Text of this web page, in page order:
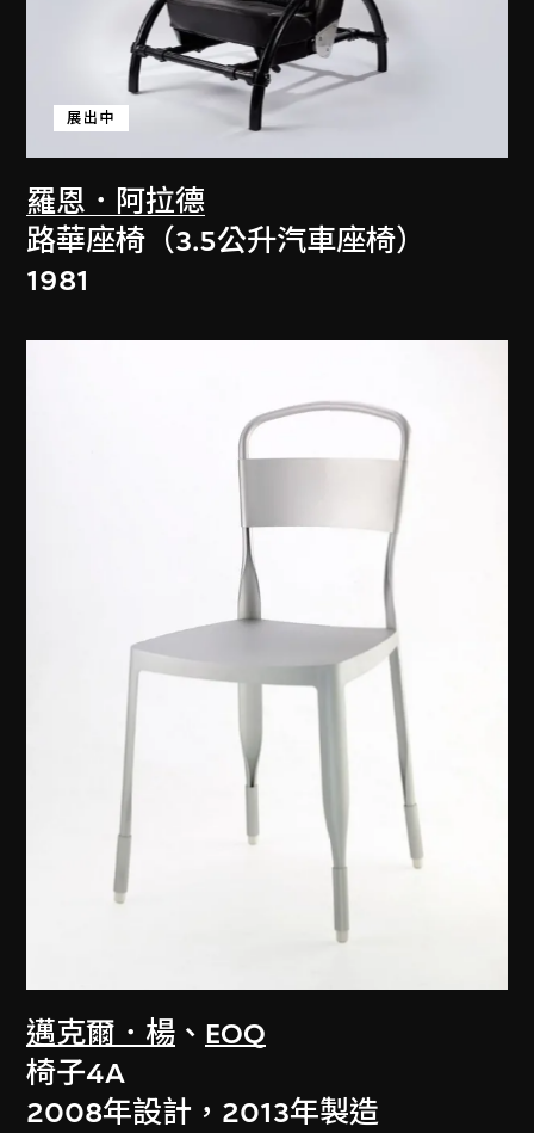
羅恩．阿拉德
展出中
路華座椅（3.5公升汽車座椅）
1981
邁克爾．楊 、 EOQ
椅子4A
2008年設計，2013年製造